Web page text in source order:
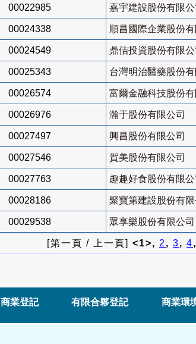
00022985 嘉宇建設股份有限公
00024338 順昌國際企業股份有
00024549 鼎佶投資股份有限公
00025343 台灣明治醫藥股份有
00026574 富爾金融科技股份有
00026976 瀚于股份有限公司
00027497 興昌股份有限公司
00027546 賀美股份有限公司
00027763 趣趣好食股份有限公
00028186 聚寶第建設股份有限
00029538 眾享樂股份有限公司
[第一頁 / 上一頁] <1>, 2, 3, 4,
商業登記 有限合夥登記 商業環